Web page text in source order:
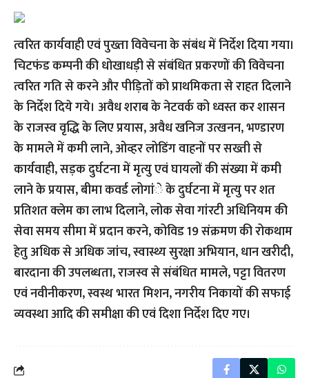
त्वरित कार्यवाही एवं पुख्ता विवेचना के संबंध में निर्देश दिया गया।
चिटफंड कम्पनी की धोखाधड़ी से संबंधित प्रकरणों की विवेचना
त्वरित गति से करने और पीड़ितों को प्राथमिकता से राहत दिलाने
के निर्देश दिये गये। अवैध शराब के नेटवर्क को ध्वस्त कर शासन
के राजस्व वृद्धि के लिए प्रयास, अवैध खनिज उत्खनन, भण्डारण
के मामले में कमी लाने, ओव्हर लोडिंग वाहनों पर सख्ती से
कार्यवाही, सड़क दुर्घटना में मृत्यु एवं घायलों की संख्या में कमी
लाने के प्रयास, बीमा कवर्ड लोगांे के दुर्घटना में मृत्यु पर शत
प्रतिशत क्लेम का लाभ दिलाने, लोक सेवा गांरटी अधिनियम की
सेवा समय सीमा में प्रदान करने, कोविड 19 संक्रमण की रोकथाम
हेतु अधिक से अधिक जांच, स्वास्थ्य सुरक्षा अभियान, धान खरीदी,
बारदाना की उपलब्धता, राजस्व से संबंधित मामले, पट्टा वितरण
एवं नवीनीकरण, स्वस्थ भारत मिशन, नगरीय निकायों की सफाई
व्यवस्था आदि की समीक्षा की एवं दिशा निर्देश दिए गए।